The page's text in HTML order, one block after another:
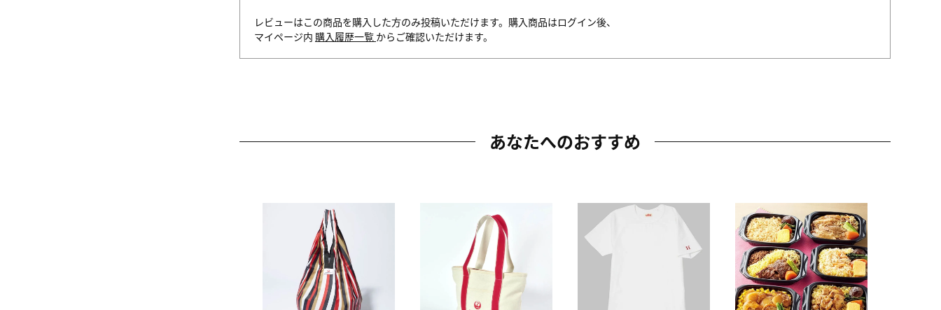
レビューはこの商品を購入した方のみ投稿いただけます。購入商品はログイン後、
マイページ内 購入履歴一覧 からご確認いただけます。
あなたへのおすすめ